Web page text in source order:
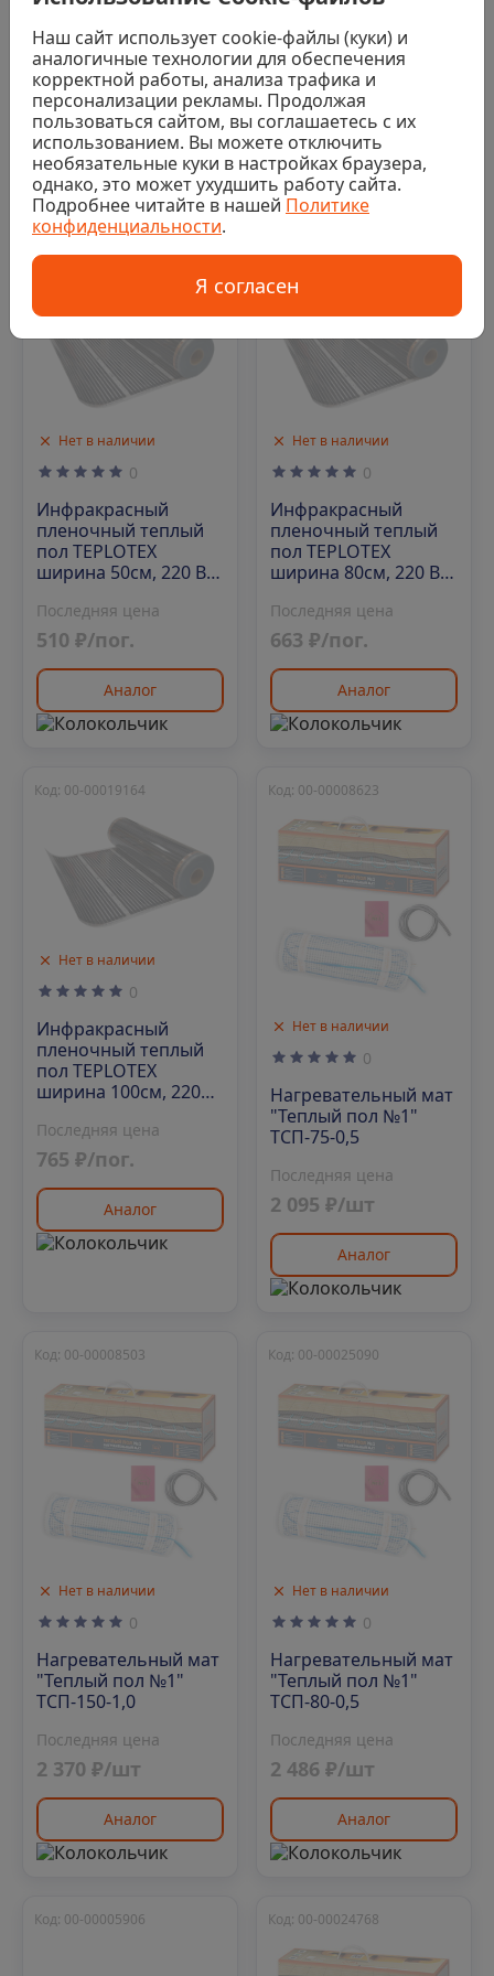
Инфракрасный
пленочный теплый
пол AlfaFilm FT-305,
150 м
Цена по запросу
Заказать
пленочный теплый
пол QTerm, ширина
50см, 220 Вт/м2 (140
м/рул)
Последняя цена
510 ₽/пог.
Аналог
Нет в наличии
0
Инфракрасный
пленочный теплый
пол TEPLOTEX
ширина 50см, 220 Вт/
Последняя цена
510 ₽/пог.
Аналог
Нет в наличии
0
Инфракрасный
пленочный теплый
пол TEPLOTEX
ширина 80см, 220 Вт/
Последняя цена
663 ₽/пог.
Аналог
Нет в наличии
Код: 00-00019164
0
Инфракрасный
пленочный теплый
пол TEPLOTEX
ширина 100см, 220
Последняя цена
765 ₽/пог.
Аналог
Нет в наличии
Код: 00-00008623
0
Нагревательный мат
"Теплый пол №1"
ТСП-75-0,5
Последняя цена
2 095 ₽/шт
Аналог
Нет в наличии
Код: 00-00008503
0
Нагревательный мат
"Теплый пол №1"
ТСП-150-1,0
Последняя цена
2 370 ₽/шт
Аналог
Нет в наличии
Код: 00-00025090
0
Нагревательный мат
"Теплый пол №1"
ТСП-80-0,5
Последняя цена
2 486 ₽/шт
Аналог
Код: 00-00005906 Код: 00-00024768
Наш сайт использует cookie-файлы (куки) и
аналогичные технологии для обеспечения
корректной работы, анализа трафика и
персонализации рекламы. Продолжая
пользоваться сайтом, вы соглашаетесь с их
использованием. Вы можете отключить
необязательные куки в настройках браузера,
однако, это может ухудшить работу сайта.
Подробнее читайте в нашей Политике
конфиденциальности.
Я согласен